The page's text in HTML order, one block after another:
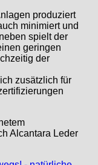
produziert
minimiert und
spielt der
geringen
der
zusätzlich für
Alcantara Leder